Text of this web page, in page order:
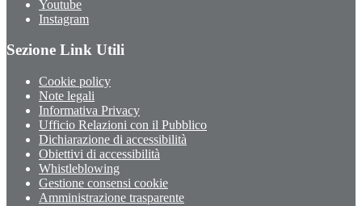
Youtube
Instagram
Sezione Link Utili
Cookie policy
Note legali
Informativa Privacy
Ufficio Relazioni con il Pubblico
Dichiarazione di accessibilità
Obiettivi di accessibilità
Whistleblowing
Gestione consensi cookie
Amministrazione trasparente